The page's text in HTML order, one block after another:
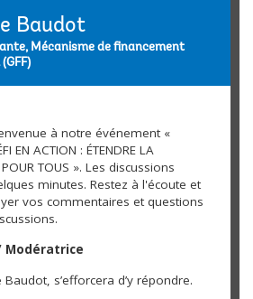
des populations afin que
prospérer ? C’est sur ces
de la société civile. Au
: l’importance de la
de l'accessibilité financière
des pays, des
le secteur privé et la
les financements pour
santé pour tous.
Baudot
Mécanisme de financement
à notre événement «
EN ACTION : ÉTENDRE LA
POUR TOUS ». Les discussions
minutes. Restez à l'écoute et
vos commentaires et questions
Modératrice
s’efforcera d’y répondre.